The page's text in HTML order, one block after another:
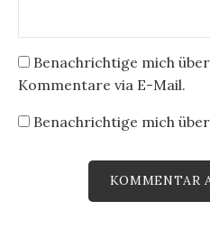
Benachrichtige mich
Kommentare via E-Mail.
Benachrichtige mich